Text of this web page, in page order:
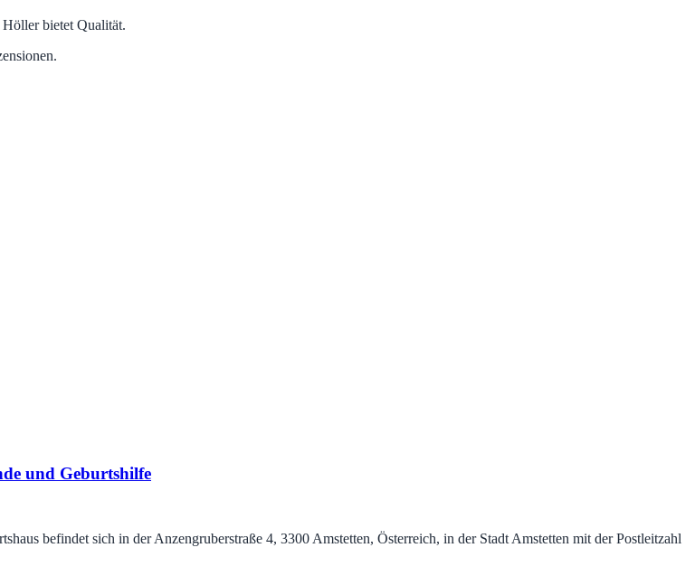
bietet Qualität.
und Geburtshilfe
befindet sich in der Anzengruberstraße 4, 3300 Amstetten, Österreich, in der Stadt Amstetten mit der Postleitzahl